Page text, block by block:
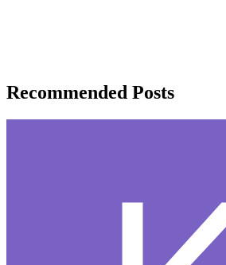
Recommended Posts